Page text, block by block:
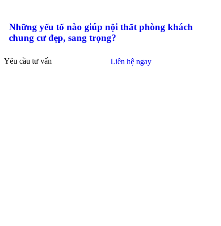
Những yếu tố nào giúp nội thất phòng khách
chung cư đẹp, sang trọng?
Yêu cầu tư vấn Liên hệ ngay